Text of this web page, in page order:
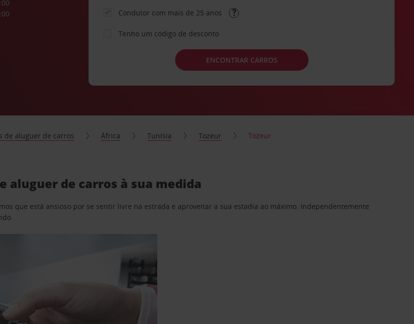
Condutor com mais de 25 anos
Tenho um código de desconto
ENCONTRAR CARROS
de aluguer de carros África Tunísia Tozeur Tozeur
aluguer de carros à sua medida
que está ansioso por se sentir livre na estrada e aproveitar a sua estadia ao máximo. Independentemente